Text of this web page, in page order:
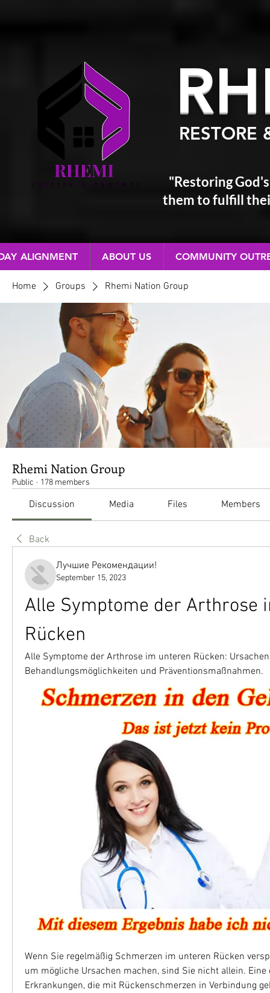
RESTORE
"Restoring
themto fulfill
RESTORE & EMPOWER
ALIGNMENT ABOUT US COMMUNITY
Home Groups Rhemi Nation Group
Rhemi Nation Group
Public · 178 members
Discussion Media Files Members
Back
Лучшие Рекомендации!
September 15, 2023
Alle Symptome der Arthrose
Rücken
Alle Symptome der Arthrose im unteren Rücken:
Behandlungsmöglichkeiten und Präventionsmaßnahmen.
Wenn Sie regelmäßig Schmerzen im unteren Rücken
um mögliche Ursachen machen, sind Sie nicht allein.
Erkrankungen, die mit Rückenschmerzen in Verbindung